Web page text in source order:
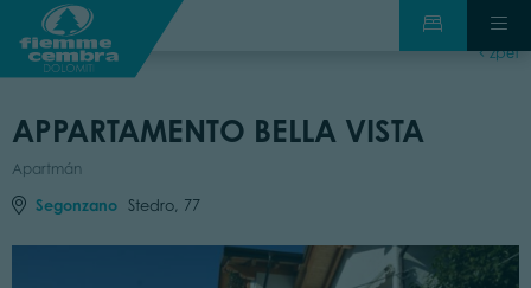
zpět
APPARTAMENTO BELLA VISTA
Apartmán
Segonzano Stedro, 77